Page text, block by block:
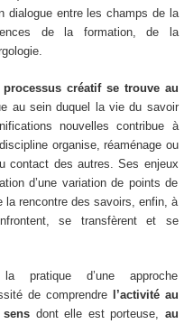
dialogue entre les champs de la
de la formation, de la
créatif se trouve au
au sein duquel la vie du savoir
nouvelles contribue à
organise, réaménage ou
contact des autres. Ses enjeux
d’une variation de points de
la rencontre des savoirs, enfin, à
se transfèrent et se
pratique d’une approche
de comprendre
l’activité au
dont elle est porteuse, au